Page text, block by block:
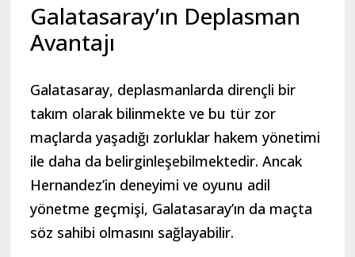
Galatasaray’ın Deplasman
Avantajı
Galatasaray, deplasmanlarda dirençli bir
takım olarak bilinmekte ve bu tür zor
maçlarda yaşadığı zorluklar hakem yönetimi
ile daha da belirginleşebilmektedir. Ancak
Hernandez’in deneyimi ve oyunu adil
yönetme geçmişi, Galatasaray’ın da maçta
söz sahibi olmasını sağlayabilir.